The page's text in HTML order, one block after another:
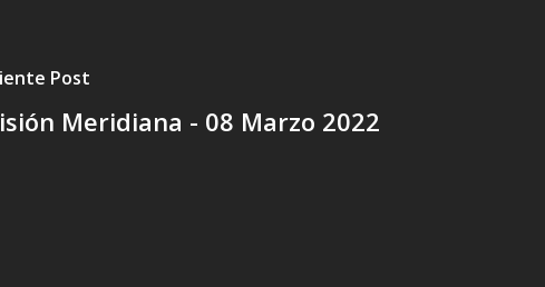
Post
Meridiana - 08 Marzo 2022